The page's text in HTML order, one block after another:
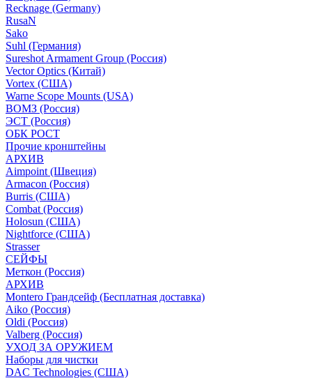
Recknage (Germany)
RusaN
Sako
Suhl (Германия)
Sureshot Armament Group (Россия)
Vector Optics (Китай)
Vortex (США)
Warne Scope Mounts (USA)
ВОМЗ (Россия)
ЭСТ (Россия)
ОБК РОСТ
Прочие кронштейны
АРХИВ
Aimpoint (Швеция)
Armacon (Россия)
Burris (США)
Combat (Россия)
Holosun (США)
Nightforce (США)
Strasser
СЕЙФЫ
Меткон (Россия)
АРХИВ
Montero Грандсейф (Бесплатная доставка)
Aiko (Россия)
Oldi (Россия)
Valberg (Россия)
УХОД ЗА ОРУЖИЕМ
Наборы для чистки
DAC Technologies (США)